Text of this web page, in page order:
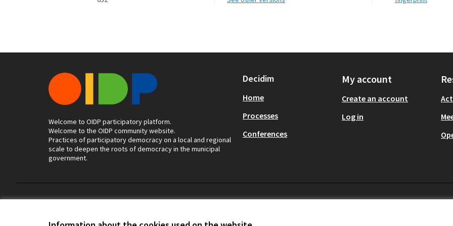
Welcome to OIDP participatory platform.
Welcome to the OIDP community website.
Practices of participatory democracy on a local and regional
scale to deepen the roots of democracy in the municipal
government.
Decidim
Home
Processes
Conferences
My account
Create an account
Log in